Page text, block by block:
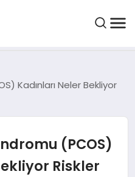
Kadınları Neler Bekliyor
(PCOS)
Riskler